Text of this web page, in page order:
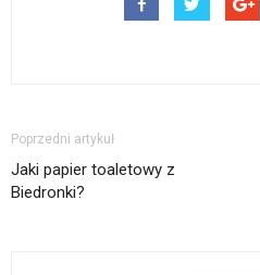
Poprzedni artykuł
Jaki papier toaletowy z
Biedronki?